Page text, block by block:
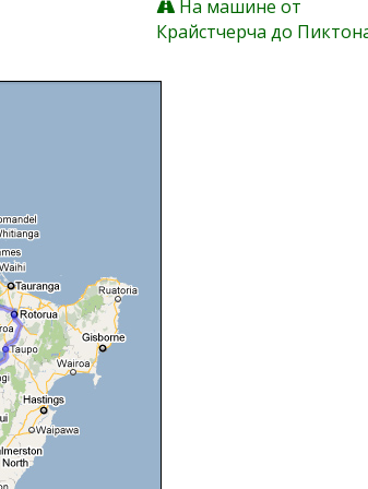
На машине от
Крайстчерча до